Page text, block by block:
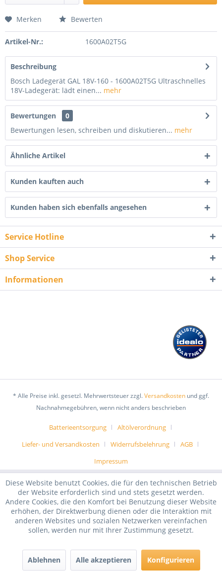
Merken Bewerten
Artikel-Nr.: 1600A02T5G
Beschreibung
Bosch Ladegerät GAL 18V-160 - 1600A02T5G Ultraschnelles
18V-Ladegerät: lädt einen... mehr
Bewertungen
0
Bewertungen lesen, schreiben und diskutieren... mehr
Ähnliche Artikel
Kunden kauften auch
Kunden haben sich ebenfalls angesehen
Service Hotline
Shop Service
Informationen
* Alle Preise inkl. gesetzl. Mehrwertsteuer zzgl.Versandkosten und ggf.
Nachnahmegebühren, wenn nicht anders beschrieben
Batterieentsorgung
Altölverordnung
Liefer- und Versandkosten
Widerrufsbelehrung
AGB
Impressum
Diese Website benutzt Cookies, die für den technischen Betrieb
der Website erforderlich sind und stets gesetzt werden.
Andere Cookies, die den Komfort bei Benutzung dieser Website
erhöhen, der Direktwerbung dienen oder die Interaktion mit
anderen Websites und sozialen Netzwerken vereinfachen
sollen, werden nur mit Ihrer Zustimmung gesetzt.
Ablehnen Alle akzeptieren Konfigurieren